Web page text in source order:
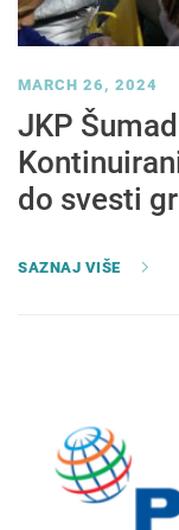
MARCH 26, 2024
JKP
do svesti
SAZNAJ VIŠE